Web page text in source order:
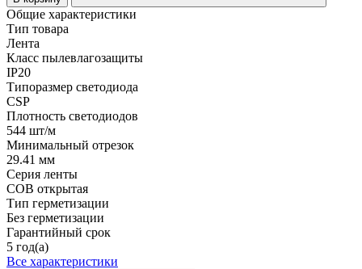
Общие характеристики
Тип товара
Лента
Класс пылевлагозащиты
IP20
Типоразмер светодиода
CSP
Плотность светодиодов
544 шт/м
Минимальный отрезок
29.41 мм
Серия ленты
COB открытая
Тип герметизации
Без герметизации
Гарантийный срок
5 год(а)
Все характеристики